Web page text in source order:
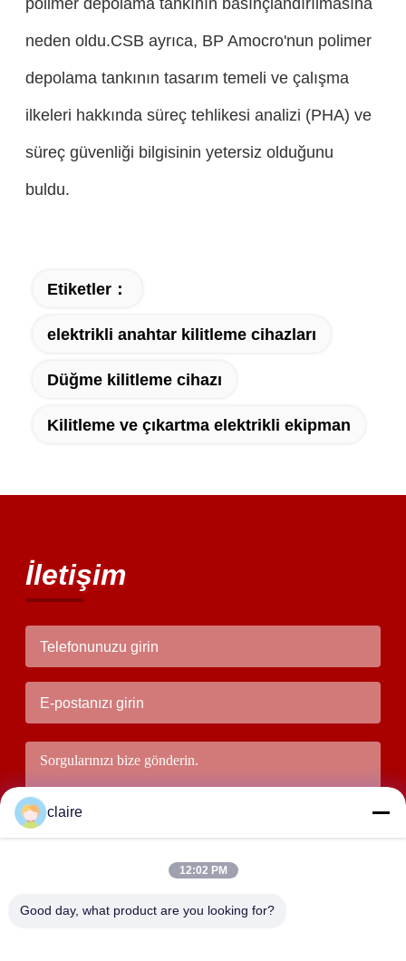
neden oldu.CSB ayrıca, BP Amocro'nun polimer
depolama tankının tasarım temeli ve çalışma
ilkeleri hakkında süreç tehlikesi analizi (PHA) ve
süreç güvenliği bilgisinin yetersiz olduğunu
buldu.
Etiketler：
elektrikli anahtar kilitleme cihazları
Düğme kilitleme cihazı
Kilitleme ve çıkartma elektrikli ekipman
İletişim
claire
12:02 PM
Good day, what product are you looking for?